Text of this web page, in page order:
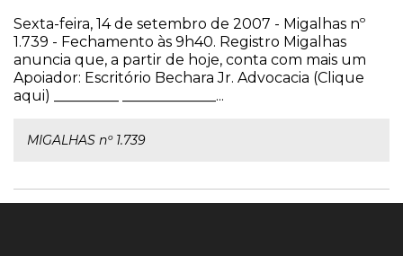
Sexta-feira, 14 de setembro de 2007 - Migalhas nº
1.739 - Fechamento às 9h40. Registro Migalhas
anuncia que, a partir de hoje, conta com mais um
Apoiador: Escritório Bechara Jr. Advocacia (Clique
aqui) _________ _____________...
MIGALHAS nº 1.739